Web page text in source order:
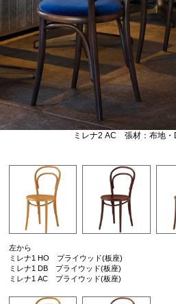
ミレナ2 AC 張材：布地・
左から
ミレナ1 HO プライウッド(板座)
ミレナ1 DB プライウッド(板座)
ミレナ1 AC プライウッド(板座)